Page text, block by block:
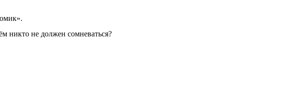
чём никто не должен сомневаться?